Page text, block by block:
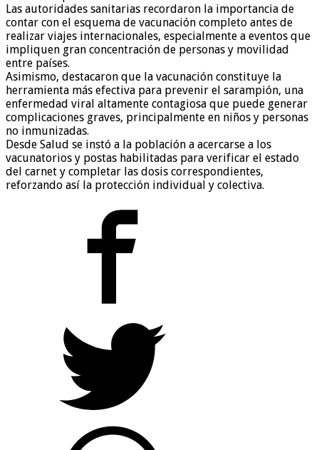
Las autoridades sanitarias recordaron la importancia de
contar con el esquema de vacunación completo antes de
realizar viajes internacionales, especialmente a eventos que
impliquen gran concentración de personas y movilidad
entre países.
Asimismo, destacaron que la vacunación constituye la
herramienta más efectiva para prevenir el sarampión, una
enfermedad viral altamente contagiosa que puede generar
complicaciones graves, principalmente en niños y personas
no inmunizadas.
Desde Salud se instó a la población a acercarse a los
vacunatorios y postas habilitadas para verificar el estado
del carnet y completar las dosis correspondientes,
reforzando así la protección individual y colectiva.